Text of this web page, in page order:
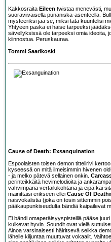
Kakkosraita Eileen twistaa menevästi,
suoraviivaisella punaniska-asenteella.
mysteeriksi jää se, miksi tätä kuuntelisi
Yhtyeen paska ei haise tarpeeksi
sävellyksissä ole tarpeeksi omia ideoita,
kiinnostua. Peruskauraa.
Tommi Saarikoski
Cause of Death: Exsanguination
Espoolaisten toisen demon tittelirivi
kyseessä on mitä ilmeisimmin hivenen
- ja melko pätevä sellainen onkin.
perinteikkäitä hevimelodioita ja
vahvimpana vertailukohtana ja eipä kai
mainittaisi erikseen ellei Cause Of Death
naisvokalistia (joka on tosin sittemmin
pääkaupunkiseudulta bändiä kaipailevat
Ei bändi omaperäisyyspisteillä pääse
kulkevat hyvin. Soundit ovat vielä
Ainoa varsinaisesti häiritsevä seikka
lähelle kiljuntaa muuttuvat vokaalit.